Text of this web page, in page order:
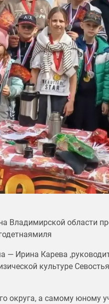
Владимирской области
— Ирина Карева
культуре
округа, а самому юному